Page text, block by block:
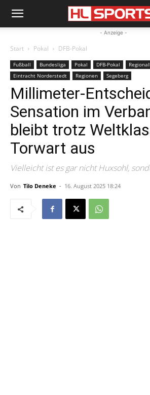
- Anzeige -
Start Pokal DFB-Pokal
Fußball Bundesliga Pokal DFB-Pokal
Eintracht Norderstedt
Regionen Segeberg
Millimeter-
Sensation im
bleibt trotz
Torwart aus
Vielleicht ist es gar nicht Huxsohl,
Von Tilo Deneke - 16. August 2025 18:24